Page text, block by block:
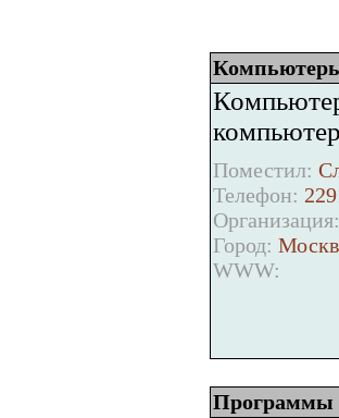
Поместил:
Телефон:
Организация:
Город:
WWW:
Программы